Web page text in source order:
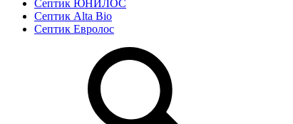
Септик ЮНИЛОС
Септик Alta Bio
Септик Евролос